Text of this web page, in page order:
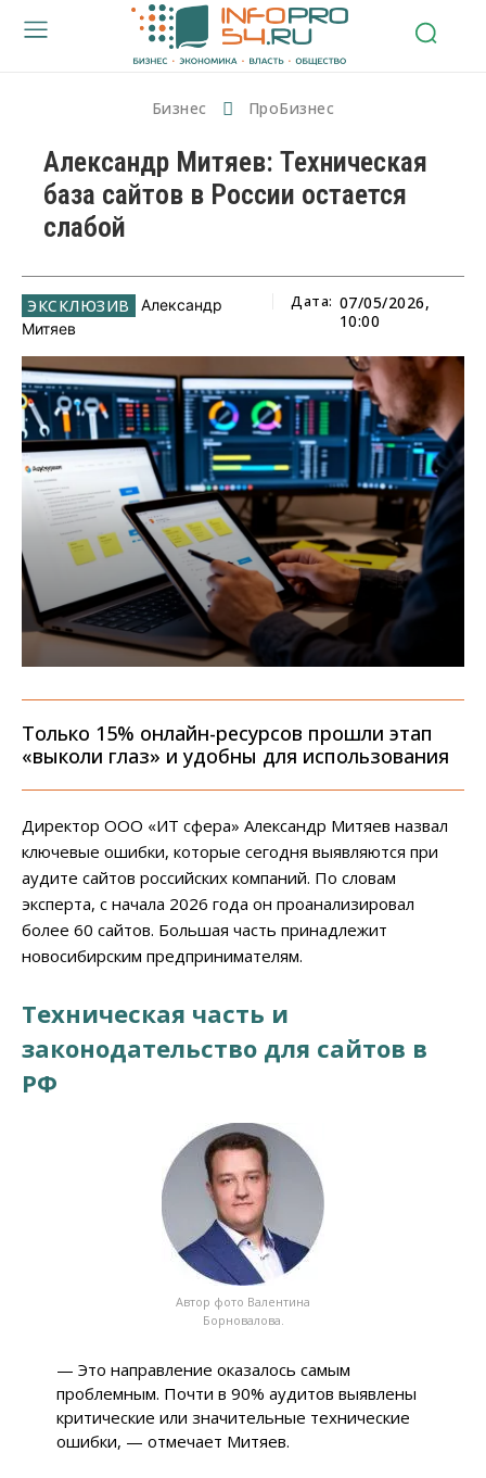
Бизнес ПроБизнес
Александр Митяев: Техническая
база сайтов в России остается
слабой
Александр
Митяев
Дата: 07/05/2026,
10:00
Только 15% онлайн-ресурсов прошли этап
«выколи глаз» и удобны для использования
Директор ООО «ИТ сфера» Александр Митяев назвал
ключевые ошибки, которые сегодня выявляются при
аудите сайтов российских компаний. По словам
эксперта, с начала 2026 года он проанализировал
более 60 сайтов. Большая часть принадлежит
новосибирским предпринимателям.
Техническая часть и
законодательство для сайтов в
РФ
Автор фото Валентина
Борновалова.
— Это направление оказалось самым
проблемным. Почти в 90% аудитов выявлены
критические или значительные технические
ошибки, — отмечает Митяев.